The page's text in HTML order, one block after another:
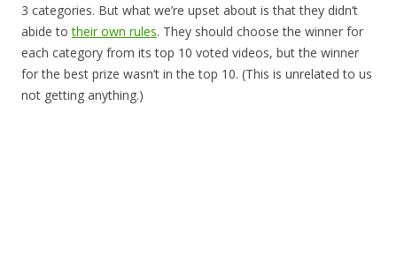
3 categories. But what we’re upset about is that they didn’t
abide totheir own rules. They should choose the winner for
each category from its top 10 voted videos, but the winner
for the best prize wasn’t in the top 10. (This is unrelated to us
not getting anything.)